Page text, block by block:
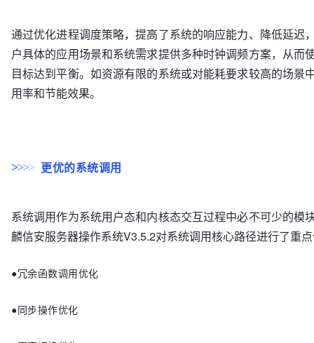
通过优化进程调度策略，提高了系统的响应能力、降低延迟
户具体的应用场景和系统需求提供多种时钟调频方案，从而
目标达到平衡。如资源有限的系统或对能耗要求较高的场景
用率和节能效果。
>>>> 更优的系统调用
系统调用作为系统用户态和内核态交互过程中必不可少的模
麟信安服务器操作系统V3.5.2对系统调用核心路径进行了重
●冗余函数调用优化
●同步操作优化